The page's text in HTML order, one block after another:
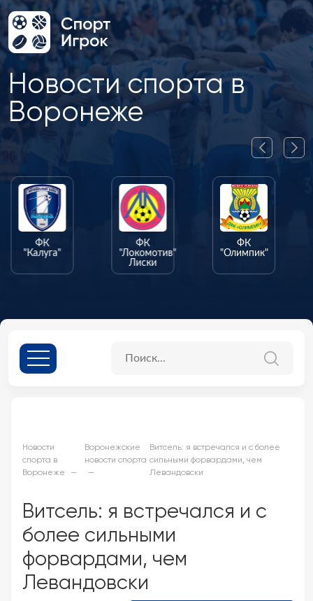
Новости спорта в
Воронеже
ФК
"Калуга"
ФК
"Локомотив"
Лиски
ФК
"Олимпик"
Новости
спорта в
Воронеже
Воронежские
новости спорта
Витсель: я встречался и с более
сильными форвардами, чем
Левандовски
Витсель: я встречался и с
более сильными
форвардами, чем
Левандовски